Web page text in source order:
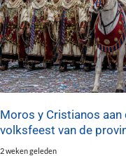
Moros y Cristianos
volksfeest van de
2 weken geleden